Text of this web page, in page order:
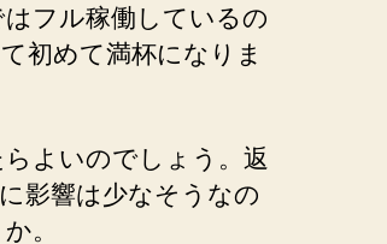
フル稼働しているの
初めて満杯になりま
よいのでしょう。返
影響は少なそうなの
。